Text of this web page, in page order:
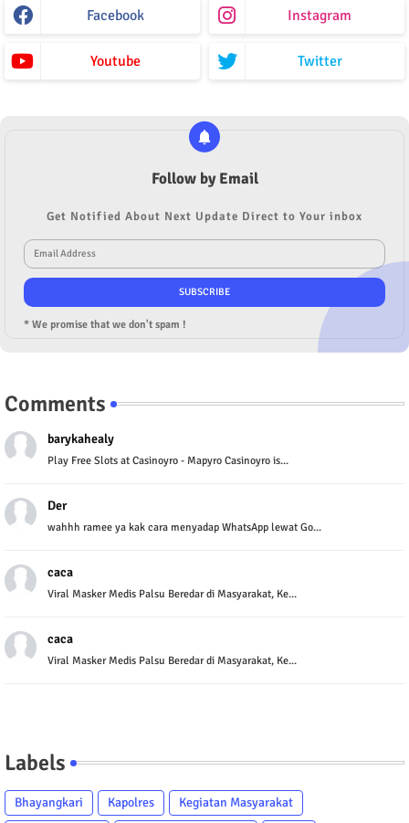
Facebook Instagram
Youtube Twitter
Follow by Email
Get Notified About Next Update Direct to Your inbox
* We promise that we don't spam !
Comments
barykahealy
Play Free Slots at Casinoyro - Mapyro Casinoyro is...
Der
wahhh ramee ya kak cara menyadap WhatsApp lewat Go...
caca
Viral Masker Medis Palsu Beredar di Masyarakat, Ke...
caca
Viral Masker Medis Palsu Beredar di Masyarakat, Ke...
Labels
Bhayangkari Kapolres
Kegiatan Masyarakat